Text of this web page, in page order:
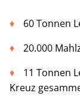
60 Tonnen
20.000
11 Tonnen
Kreuz